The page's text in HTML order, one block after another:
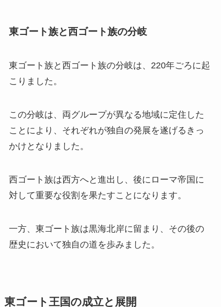
東ゴート族と西ゴート族の分岐
東ゴート族と西ゴート族の分岐は、220年ごろに起
こりました。
この分岐は、両グループが異なる地域に定住した
ことにより、それぞれが独自の発展を遂げるきっ
かけとなりました。
西ゴート族は西方へと進出し、後にローマ帝国に
対して重要な役割を果たすことになります。
一方、東ゴート族は黒海北岸に留まり、その後の
歴史において独自の道を歩みました。
東ゴート王国の成立と展開